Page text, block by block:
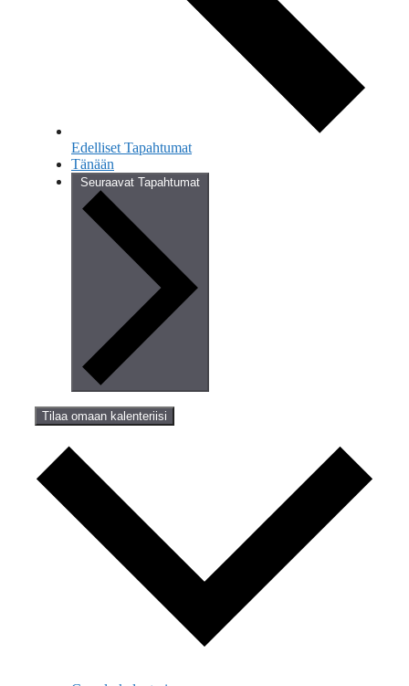
Edelliset Tapahtumat
Tänään
Seuraavat Tapahtumat
Tilaa omaan kalenteriisi